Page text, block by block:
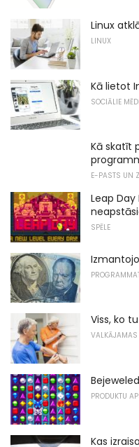
Linux
LINUX
Kā lietot
SOCIĀLIE
Kā skatīt
E-PASTS UN
Leap
SPĒLE
Viss, ko
VALKĀJAMAS
PRODUKTU
Kas